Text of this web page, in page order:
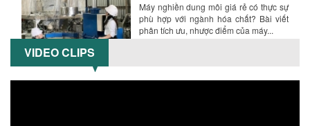
Máy nghiền dung môi giá rẻ có thực sự
phù hợp với ngành hóa chất? Bài viết
phân tích ưu, nhược điểm của máy...
KHUẤY SƠN DÙNG ĐIỆN TRONG SẢN XUẤT
VIDEO CLIPS